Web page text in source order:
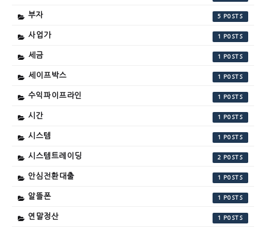
부자 5
사업가 1
세금 1
세이프박스 1
수익파이프라인 1
시간 1
시스템 1
시스템트레이딩 2
안심전환대출 1
알뜰폰 1
연말정산 1